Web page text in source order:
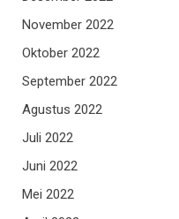
November 2022
Oktober 2022
September 2022
Agustus 2022
Juli 2022
Juni 2022
Mei 2022